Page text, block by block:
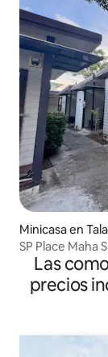
Minicasa en
SP Place Maha
Las
precios